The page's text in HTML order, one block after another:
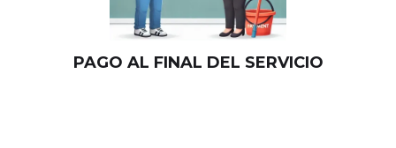
PAGO AL FINAL DEL SERVICIO